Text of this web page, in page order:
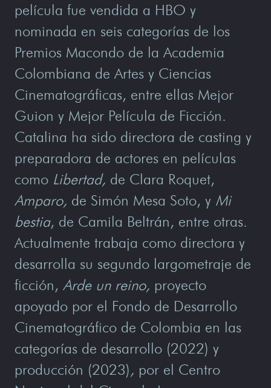
película fue vendida a HBO y
nominada en seis categorías de los
Premios Macondo de la Academia
Colombiana de Artes y Ciencias
Cinematográficas, entre ellas Mejor
Guion y Mejor Película de Ficción.
Catalina ha sido directora de casting y
preparadora de actores en películas
como Libertad, de Clara Roquet,
Amparo, de Simón Mesa Soto, y Mi
bestia, de Camila Beltrán, entre otras.
Actualmente trabaja como directora y
desarrolla su segundo largometraje de
ficción, Arde un reino, proyecto
apoyado por el Fondo de Desarrollo
Cinematográfico de Colombia en las
categorías de desarrollo (2022) y
producción (2023), por el Centro